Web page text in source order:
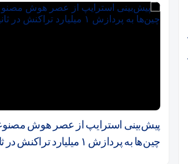
پیش‌بینی استرایپ از عصر هوش
چین‌ها به پردازش ۱ میلیارد تراکنش در ثانیه